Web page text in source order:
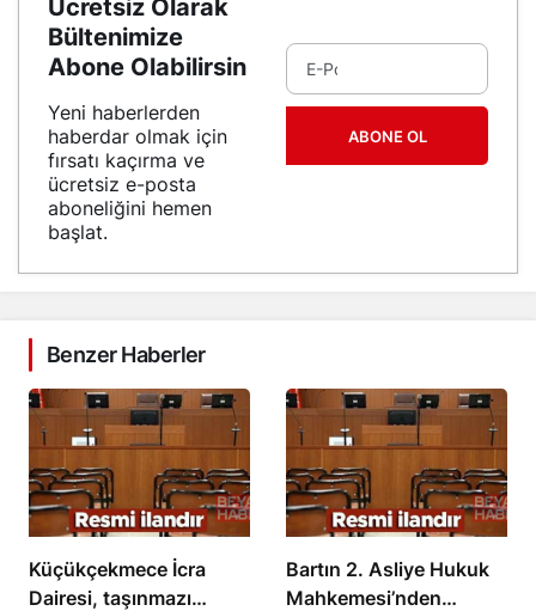
Ücretsiz Olarak
Bültenimize
Abone Olabilirsin
Yeni haberlerden
haberdar olmak için
fırsatı kaçırma ve
ücretsiz e-posta
aboneliğini hemen
başlat.
ABONE OL
Benzer Haberler
Küçükçekmece İcra
Dairesi, taşınmazı
Bartın 2. Asliye Hukuk
Mahkemesi’nden